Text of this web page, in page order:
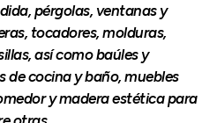
pérgolas, ventanas y
tocadores, molduras,
así como baúles y
de cocina y baño, muebles
y madera estética para